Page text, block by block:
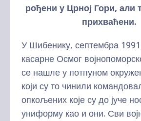
рођени у Црној Гори, али
прихваћени.
У Шибенику, септембра
касарне Осмог
се нашле у потпуном
који су то чинили
опкољених које су до јуче
униформу као и они. Сви